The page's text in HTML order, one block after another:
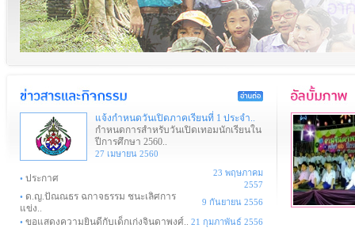
แจ้งกำหนดวันเปิดภาคเรียนที่ 1 ประจำ..
กำหนดการสำหรับวันเปิดเทอมนักเรียนใน
ปีการศึกษา 2560..
27 เมษายน 2560
• ประกาศ
23 พฤษภาคม
2557
• ด.ญ.ปัณณธร ฉกาจธรรม ชนะเลิศการ
แข่ง..
9 กันยายน 2556
• ขอแสดงความยินดีกับเด็กเก่งจินดาพงศ์.. 21 กุมภาพันธ์ 2556